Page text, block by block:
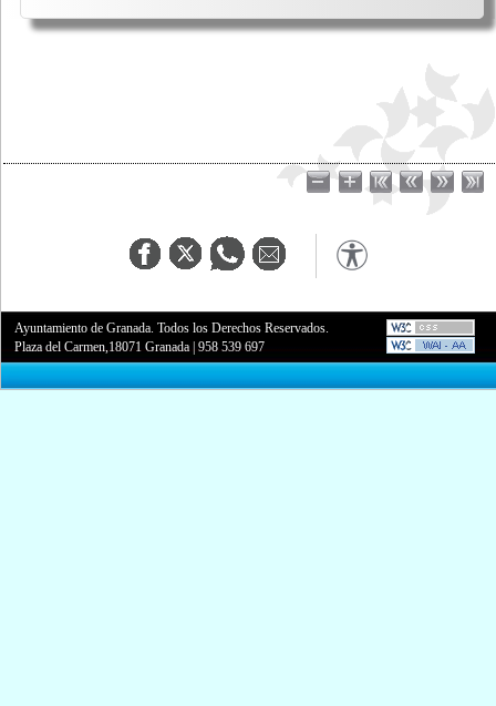
Ayuntamiento de Granada. Todos los Derechos Reservados.
Plaza del Carmen,18071 Granada |958 539 697